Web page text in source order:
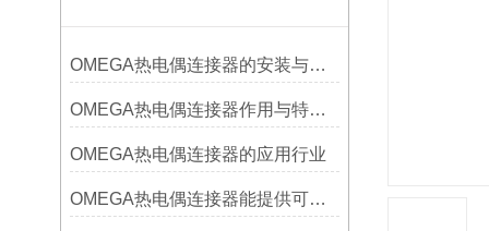
OMEGA热电偶连接器的安装与调试
OMEGA热电偶连接器作用与特点是什么？
OMEGA热电偶连接器的应用行业
OMEGA热电偶连接器能提供可靠的信号传输